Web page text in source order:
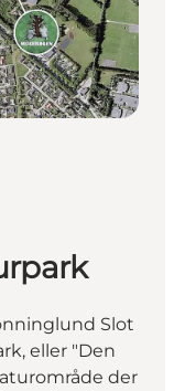
Slot
eller "Den
der